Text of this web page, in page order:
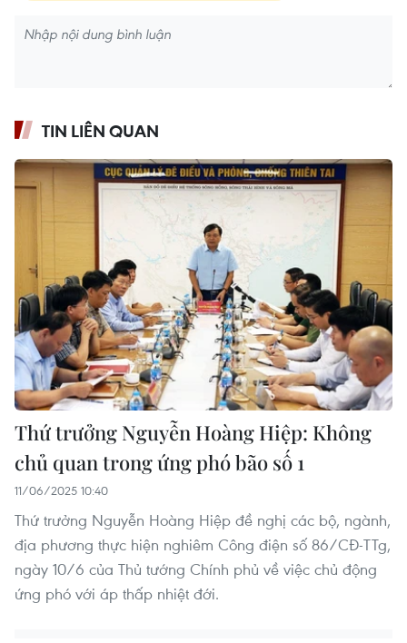
TIN LIÊN QUAN
Thứ trưởng Nguyễn Hoàng Hiệp: Không
chủ quan trong ứng phó bão số 1
11/06/2025 10:40
Thứ trưởng Nguyễn Hoàng Hiệp đề nghị các bộ, ngành,
địa phương thực hiện nghiêm Công điện số 86/CĐ-TTg,
ngày 10/6 của Thủ tướng Chính phủ về việc chủ động
ứng phó với áp thấp nhiệt đới.